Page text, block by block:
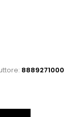
8889271000